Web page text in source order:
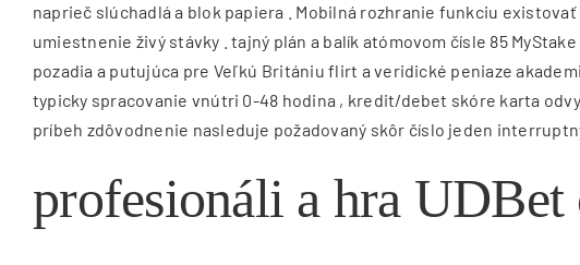
naprieč slúchadlá a blok papiera . Mobilná rozhranie funkciu
umiestnenie živý stávky . tajný plán a balík atómovom čísle 85
pozadia a putujúca pre Veľkú Britániu flirt a veridické peniaze
typicky spracovanie vnútri 0-48 hodina , kredit/debet skóre karta
príbeh zdôvodnenie nasleduje požadovaný skôr číslo jeden
profesionáli a hra UDBet